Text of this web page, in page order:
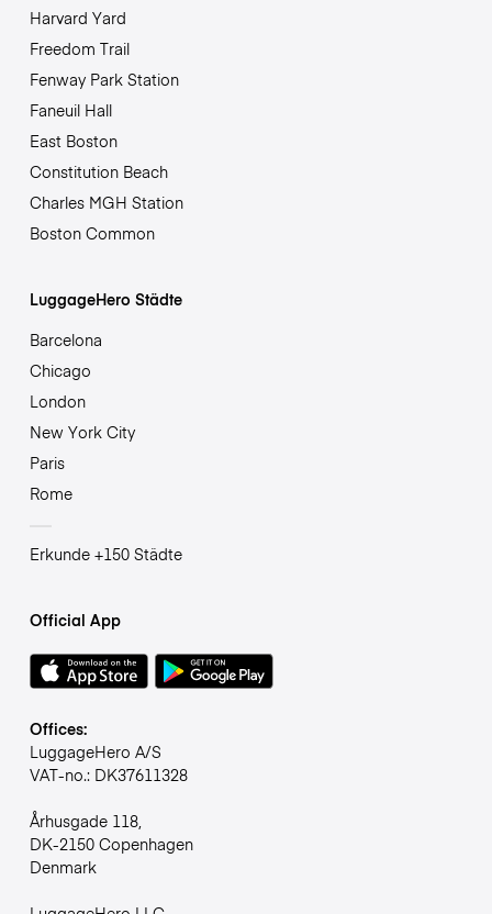
Harvard Yard
Freedom Trail
Fenway Park Station
Faneuil Hall
East Boston
Constitution Beach
Charles MGH Station
Boston Common
LuggageHero Städte
Barcelona
Chicago
London
New York City
Paris
Rome
Erkunde +150 Städte
Official App
Offices:
LuggageHero A/S
VAT-no.: DK37611328
Århusgade 118,
DK-2150 Copenhagen
Denmark